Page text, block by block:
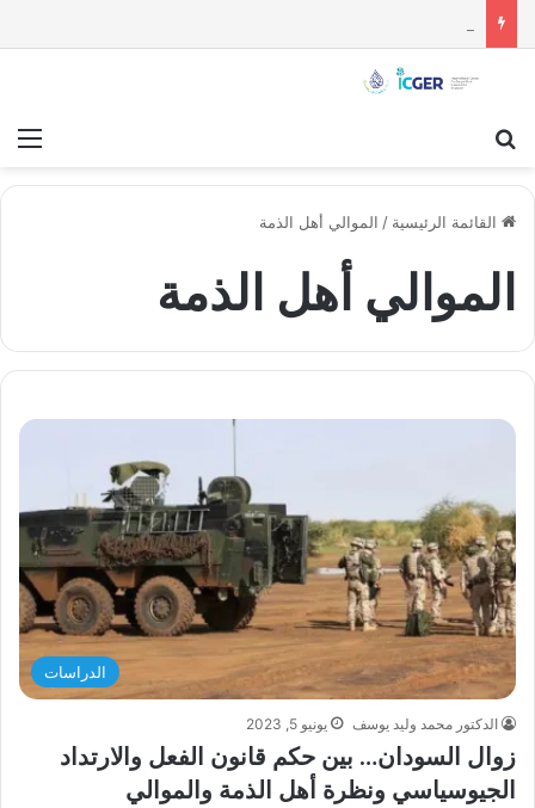
القائمة الرئيسية / الموالي أهل الذمة
الموالي أهل الذمة
الدراسات
الدكتور محمد وليد يوسف يونيو 5, 2023
زوال السودان… بين حكم قانون الفعل والارتداد
الجيوسياسي ونظرة أهل الذمة والموالي